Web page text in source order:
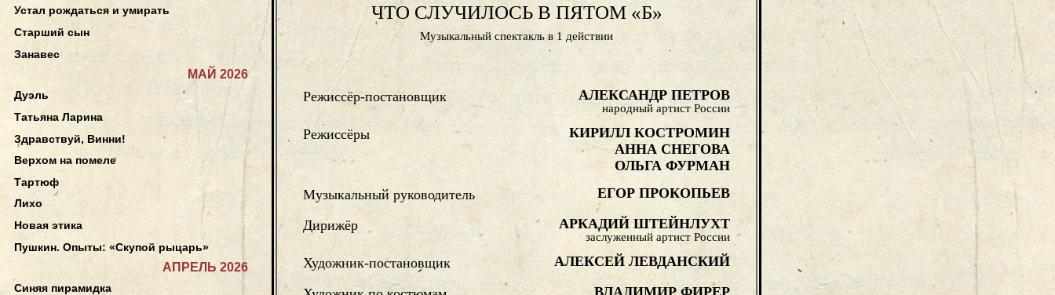
ЧТО СЛУЧИЛОСЬ В ПЯТОМ «Б»
Музыкальный спектакль в 1 действии
Режиссёр-постановщик АЛЕКСАНДР ПЕТРОВ
народный артист России
Режиссёры
КИРИЛЛ КОСТРОМИН
АННА СНЕГОВА
ОЛЬГА ФУРМАН
Музыкальный руководитель
ЕГОР ПРОКОПЬЕВ
Дирижёр АРКАДИЙ ШТЕЙНЛУХТ
заслуженный артист России
Художник-постановщик АЛЕКСЕЙ ЛЕВДАНСКИЙ
Устал рождаться и умирать
Старший сын
Занавес
МАЙ 2026
Дуэль
Татьяна Ларина
Здравствуй, Винни!
Верхом на помеле
Тартюф
Лихо
Новая этика
Пушкин. Опыты: «Скупой рыцарь»
АПРЕЛЬ 2026
Синяя пирамидка